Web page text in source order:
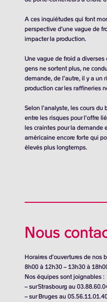
A ces inquiétudes qui font
perspective d’une vague de
impacter la production.
Une vague de froid a diverses
gens ne sortent plus, ne
demande, de l’autre, il y a un
production car les raffineries
Selon l’analyste, les cours
entre les risques pour l’offre
les craintes pour la demande
américaine encore forte qui
élevés plus longtemps.
Nous
Horaires d’ouvertures de nos
8h00 à 12h30 – 13h30 à
Nos équipes sont joignables :
– sur Strasbourg au
– sur Bruges au